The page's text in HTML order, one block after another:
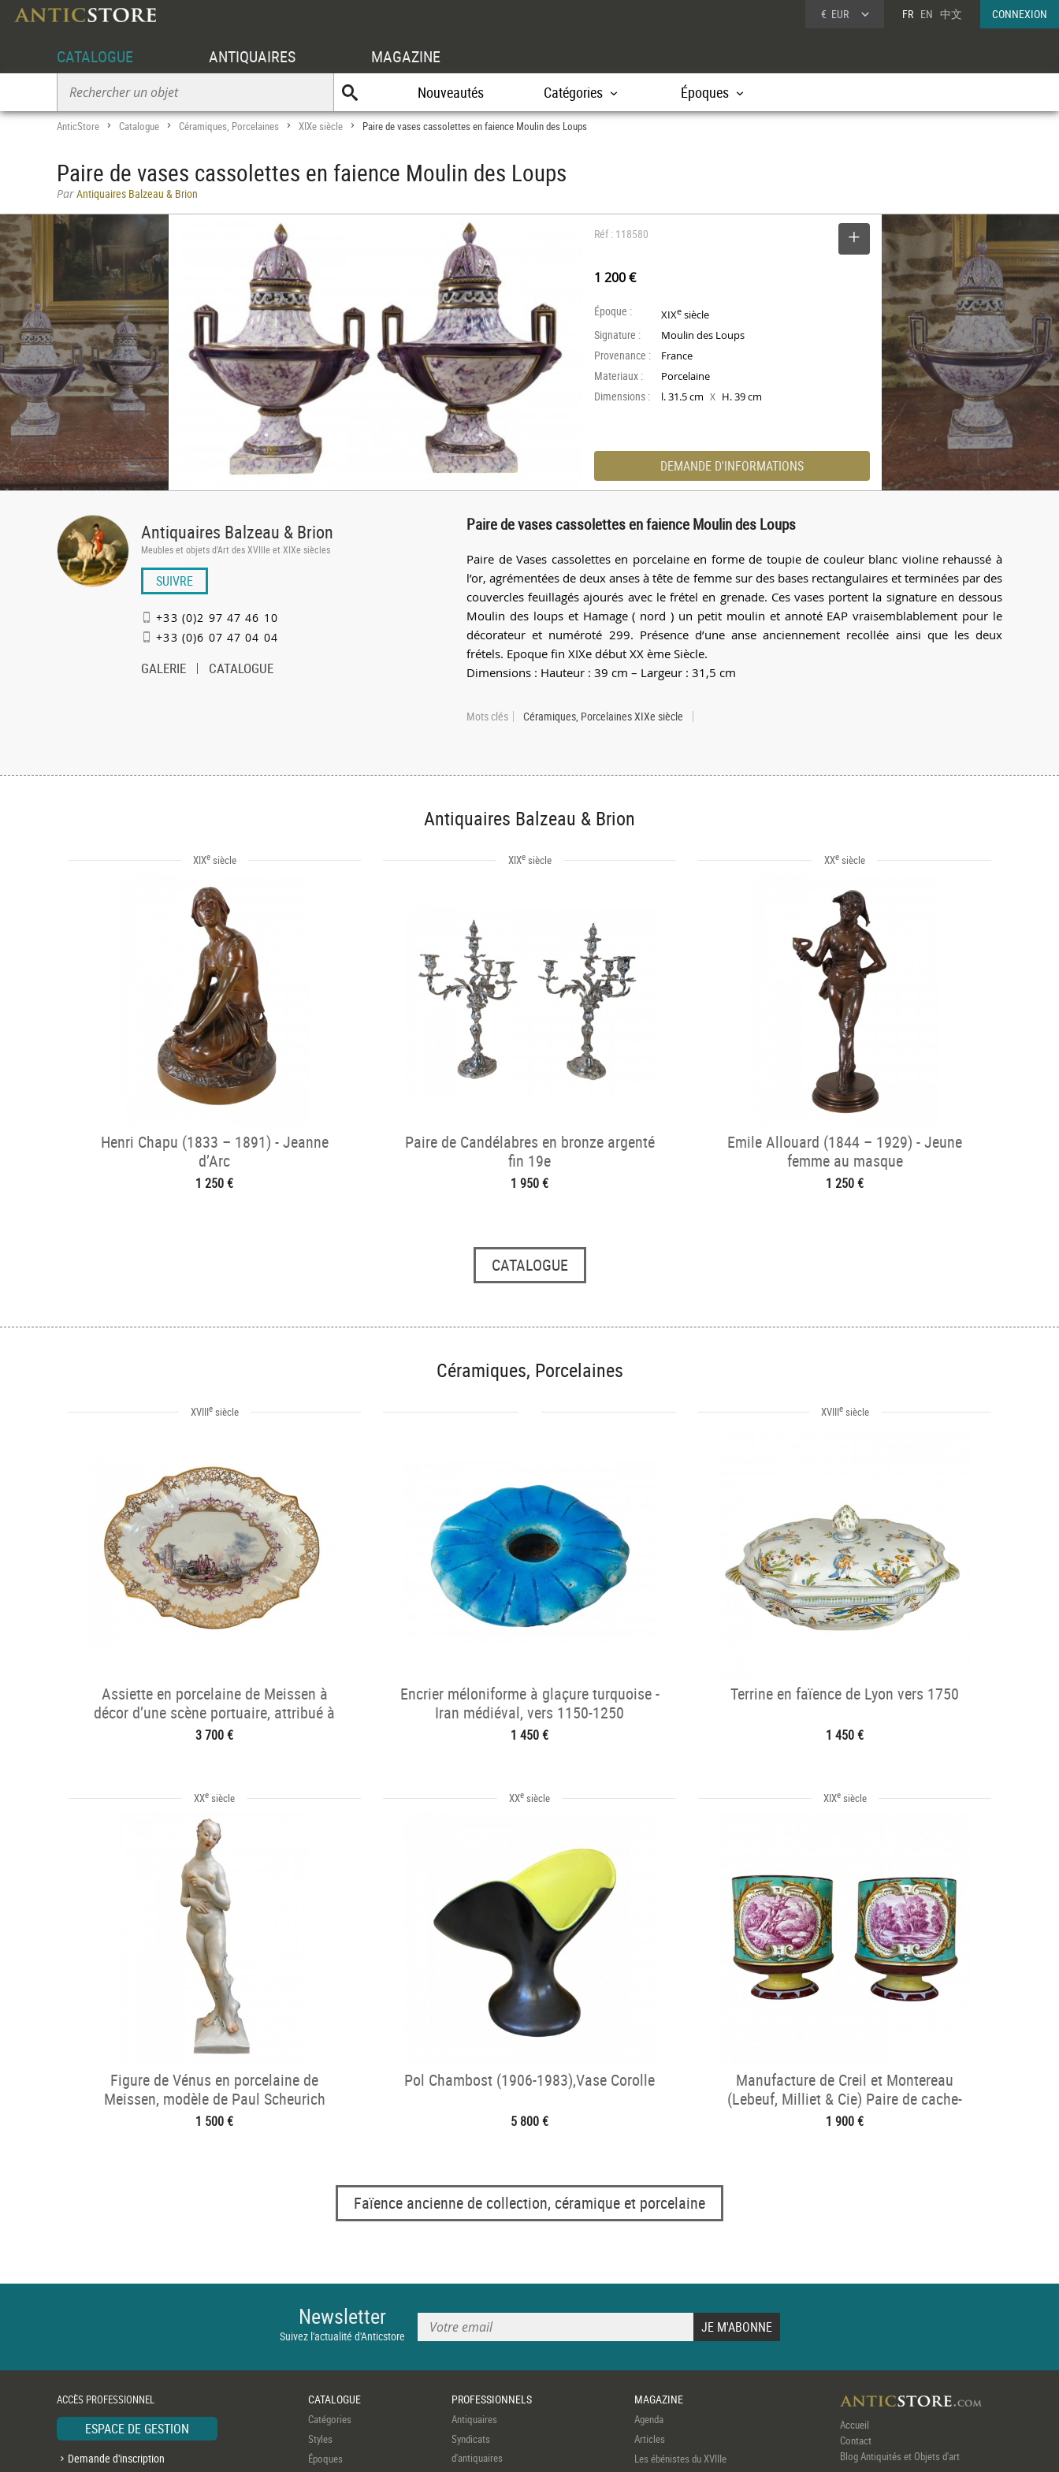
€ EUR FR EN 中文 CONNEXION
CATALOGUE ANTIQUAIRES MAGAZINE
Nouveautés Catégories Époques
AnticStore > Catalogue > Céramiques, Porcelaines > XIXe siècle > Paire de vases cassolettes en faience Moulin des Loups
Paire de vases cassolettes en faience Moulin des Loups
ParAntiquaires Balzeau & Brion
Réf : 118580
1 200 €
Époque : XIXe siècle
Signature : Moulin des Loups
Provenance : France
Materiaux : Porcelaine
Dimensions : l. 31.5 cm X H. 39 cm
DEMANDE D'INFORMATIONS
Antiquaires Balzeau & Brion
Meubles et objets d'Art des XVIIIe et XIXe siècles
SUIVRE
+33 (0)2 97 47 46 10
+33 (0)6 07 47 04 04
GALERIE CATALOGUE
Paire de vases cassolettes en faience Moulin des Loups
Paire de Vases cassolettes en porcelaine en forme de toupie de couleur blanc violine rehaussé à
l’or, agrémentées de deux anses à tête de femme sur des bases rectangulaires et terminées par des
couvercles feuillagés ajourés avec le frétel en grenade. Ces vases portent la signature en dessous
Moulin des loups et Hamage ( nord ) un petit moulin et annoté EAP vraisemblablement pour le
décorateur et numéroté 299. Présence d’une anse anciennement recollée ainsi que les deux
frétels. Epoque fin XIXe début XX ème Siècle.
Dimensions : Hauteur : 39 cm – Largeur : 31,5 cm
Mots clés Céramiques, Porcelaines XIXe siècle
Antiquaires Balzeau & Brion
XIXesiècle
Henri Chapu (1833 – 1891) - Jeanne
d’Arc
1 250 €
XIXesiècle
Paire de Candélabres en bronze argenté
fin 19e
1 950 €
XXe siècle
Emile Allouard (1844 – 1929) - Jeune
femme au masque
1 250 €
CATALOGUE
Céramiques, Porcelaines
XVIIIesiècle
Assiette en porcelaine de Meissen à
décor d’une scène portuaire, attribué à
Christian F. Herold.
3 700 €
Encrier méloniforme à glaçure turquoise -
Iran médiéval, vers 1150-1250
1 450 €
XVIIIesiècle
Terrine en faïence de Lyon vers 1750
1 450 €
XXe siècle
Figure de Vénus en porcelaine de
Meissen, modèle de Paul Scheurich
1 500 €
XXe siècle
Pol Chambost (1906-1983),Vase Corolle
5 800 €
XIXesiècle
Manufacture de Creil et Montereau
(Lebeuf, Milliet & Cie) Paire de cache-
pots
1 900 €
Faïence ancienne de collection, céramique et porcelaine
Newsletter
Suivez l'actualité d'Anticstore
ACCÈS PROFESSIONNEL
ESPACE DE GESTION
Demande d'inscription
CATALOGUE
Catégories
Styles
Époques
PROFESSIONNELS
Antiquaires
Syndicats
d'antiquaires
MAGAZINE
Agenda
Articles
Les ébénistes du XVIIIe
Accueil
Contact
Blog Antiquités et Objets d'art